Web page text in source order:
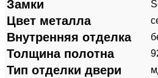
Замки
Цвет металла
Внутренняя отделка
Толщина полотна
Тип отделки двери